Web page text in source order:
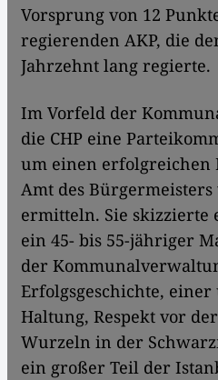
Vorsprung von 12
regierenden AKP, die
Jahrzehnt lang regierte.
Im Vorfeld der
die CHP eine
um einen erfolgreichen
Amt des
ermitteln. Sie skizzierte
ein 45- bis 55-jähriger
der
Erfolgsgeschichte,
Haltung, Respekt vor
Wurzeln in der
ein großer Teil der